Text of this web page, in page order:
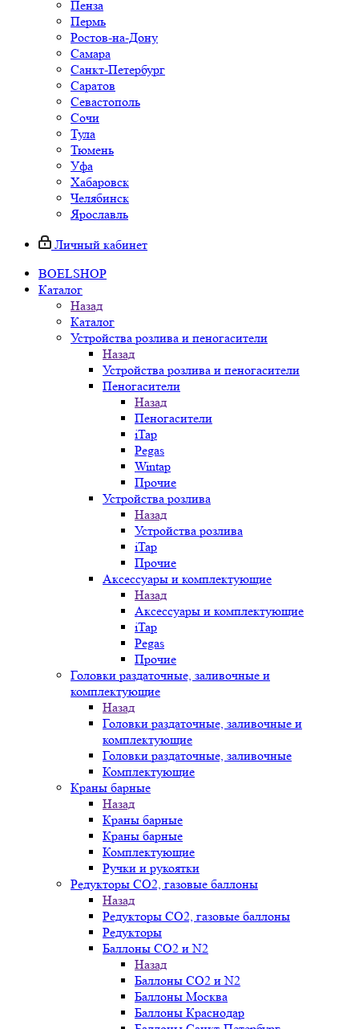
Пенза
Пермь
Ростов-на-Дону
Самара
Санкт-Петербург
Саратов
Севастополь
Сочи
Тула
Тюмень
Уфа
Хабаровск
Челябинск
Ярославль
Личный кабинет
BOELSHOP
Каталог
Назад
Каталог
Устройства розлива и пеногасители
Назад
Устройства розлива и пеногасители
Пеногасители
Назад
Пеногасители
iTap
Pegas
Wintap
Прочие
Устройства розлива
Назад
Устройства розлива
iTap
Прочие
Аксессуары и комплектующие
Назад
Аксессуары и комплектующие
iTap
Pegas
Прочие
Головки раздаточные, заливочные и
комплектующие
Назад
Головки раздаточные, заливочные и
комплектующие
Головки раздаточные, заливочные
Комплектующие
Краны барные
Назад
Краны барные
Краны барные
Комплектующие
Ручки и рукоятки
Редукторы СО2, газовые баллоны
Назад
Редукторы СО2, газовые баллоны
Редукторы
Баллоны СО2 и N2
Назад
Баллоны СО2 и N2
Баллоны Москва
Баллоны Краснодар